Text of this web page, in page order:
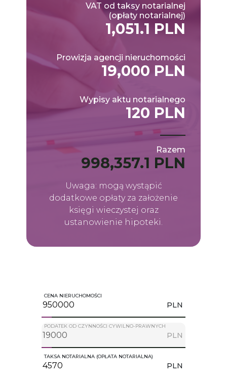
VAT od taksy notarialnej
(opłaty notarialnej)
1,051.1 PLN
Prowizja agencji nieruchomości
19,000 PLN
Wypisy aktu notarialnego
120 PLN
Razem
998,357.1 PLN
Uwaga: mogą wystąpić
dodatkowe opłaty za założenie
księgi wieczystej oraz
ustanowienie hipoteki.
CENA NIERUCHOMOŚCI
PLN
PODATEK OD CZYNNOŚCI CYWILNO-PRAWNYCH
PLN
TAKSA NOTARIALNA (OPŁATA NOTARIALNA)
PLN